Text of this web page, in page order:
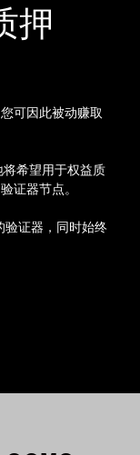
押
可因此被动赚取
希望用于权益质
验证器节点。
验证器，同时始终